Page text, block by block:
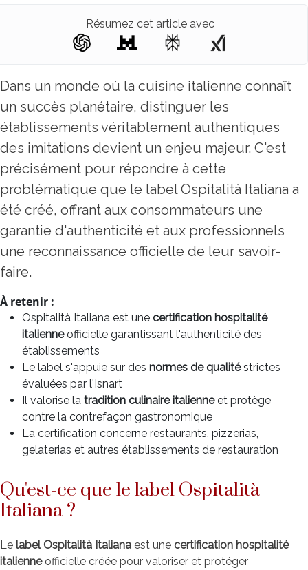
Résumez cet article avec
Dans un monde où la cuisine italienne connaît
un succès planétaire, distinguer les
établissements véritablement authentiques
des imitations devient un enjeu majeur. C'est
précisément pour répondre à cette
problématique que le label Ospitalità Italiana a
été créé, offrant aux consommateurs une
garantie d'authenticité et aux professionnels
une reconnaissance officielle de leur savoir-
faire.
À retenir :
Ospitalità Italiana est une certification hospitalité
italienneofficielle garantissant l'authenticité des
établissements
Le label s'appuie sur des normes de qualitéstrictes
évaluées par l'Isnart
Il valorise la tradition culinaire italienneet protège
contre la contrefaçon gastronomique
La certification concerne restaurants, pizzerias,
gelaterias et autres établissements de restauration
Qu'est-ce que le label Ospitalità
Italiana ?
Le label Ospitalità Italiana est une certification hospitalité
italienneofficielle créée pour valoriser et protéger